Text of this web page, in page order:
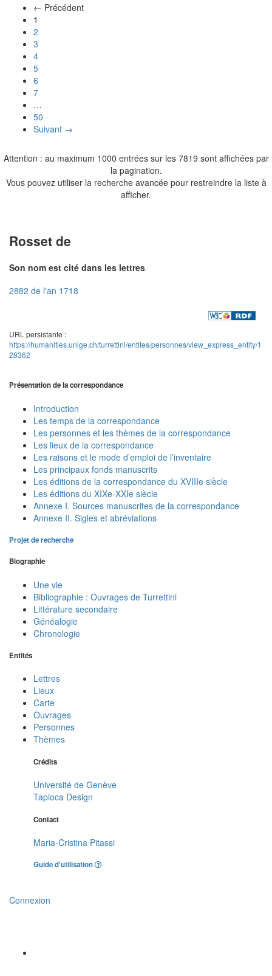
← Précédent
1
2
3
4
5
6
7
…
50
Suivant →
Attention : au maximum 1000 entrées sur les 7819 sont affichées par
la pagination.
Vous pouvez utiliser la recherche avancée pour restreindre la liste à
afficher.
Rosset de
Son nom est cité dans les lettres
2882 de l'an 1718
URL persistante :
https://humanities.unige.ch/turrettini/entites/personnes/view_express_entity/1
28362
Présentation de la correspondance
Introduction
Les temps de la correspondance
Les personnes et les thèmes de la correspondance
Les lieux de la correspondance
Les raisons et le mode d’emploi de l’inventaire
Les principaux fonds manuscrits
Les éditions de la correspondance du XVIIIe siècle
Les éditions du XIXe-XXIe siècle
Annexe I. Sources manuscrites de la correspondance
Annexe II. Sigles et abréviations
Projet de recherche
Biographie
Une vie
Bibliographie : Ouvrages de Turrettini
Littérature secondaire
Généalogie
Chronologie
Entités
Lettres
Lieux
Carte
Ouvrages
Personnes
Thèmes
Crédits
Université de Genève
Tapioca Design
Contact
Maria-Cristina Pitassi
Guide d'utilisation
Connexion